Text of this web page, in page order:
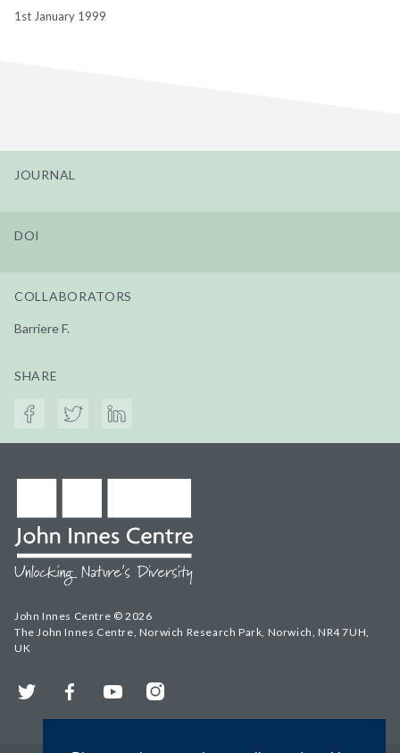
1st January 1999
JOURNAL
DOI
COLLABORATORS
Barriere F.
SHARE
John Innes Centre © 2026
The John Innes Centre, Norwich Research Park, Norwich, NR4 7UH,
UK
Twitter FacebookYouTubeInstagram